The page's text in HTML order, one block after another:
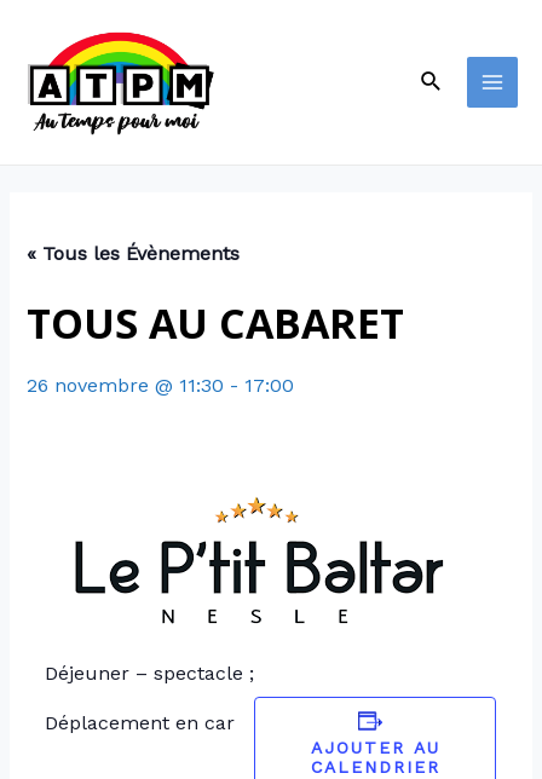
« Tous les Évènements
TOUS AU CABARET
26 novembre @ 11:30 - 17:00
Déjeuner – spectacle ;
Déplacement en car
AJOUTER AU
CALENDRIER